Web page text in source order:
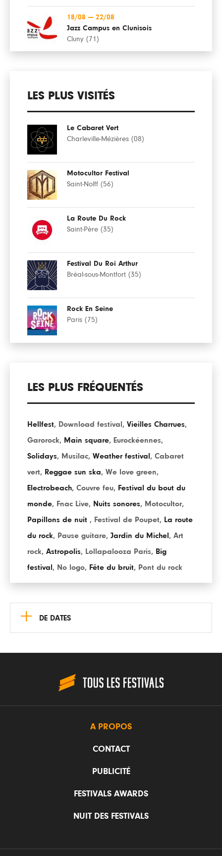
18/08 — 22/08
Jazz Campus en Clunisois
Cluny (71)
LES PLUS VISITÉS
Le Cabaret Vert
Charleville-Mézières (08)
Motocultor Festival
Saint-Nolff (56)
La Route Du Rock
Saint-Père (35)
Festival Du Roi Arthur
Bréal-sous-Montfort (35)
Rock En Seine
Paris (75)
LES PLUS FRÉQUENTÉS
Hellfest, Download festival , Vieilles Charrues,
Garorock, Main square, Eurockéennes,
Solidays, Musilac, Weather festival , Cabaret
vert, Reggae sun ska, We love green,
Electrobeach, Couvre feu, Festival du bout du
monde, Fnac Live, Nuits sonores, Motocultor,
Papillons de nuit , Festival de Poupet, La route
du rock, Pause guitare, Jardin du Michel , Art
rock, Astropolis, Lollapalooza Paris, Big
festival , No logo, Fête du bruit, Pont du rock
+ DE DATES
A PROPOS
CONTACT
PUBLICITÉ
FESTIVALS AWARDS
NUIT DES FESTIVALS